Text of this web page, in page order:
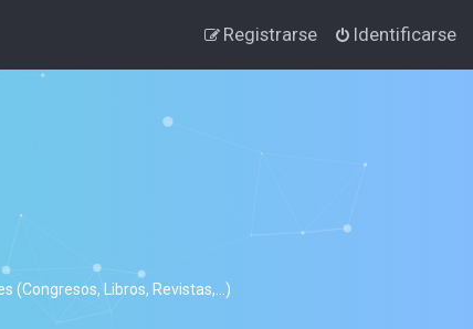
Identificarse
Registrarse
(Congresos, Libros, Revistas,...)